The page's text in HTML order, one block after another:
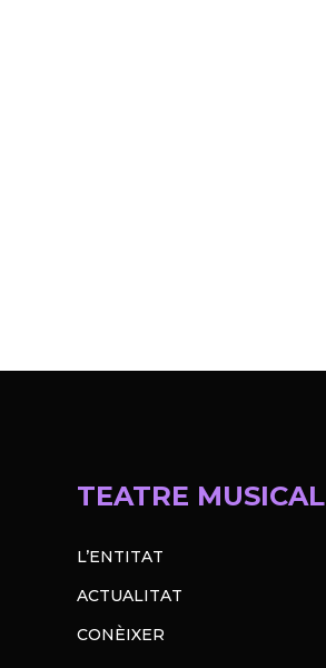
TEATRE MUSICAL
L’ENTITAT
ACTUALITAT
CONÈIXER